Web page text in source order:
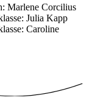
Marlene Corcilius
Julia Kapp
Caroline